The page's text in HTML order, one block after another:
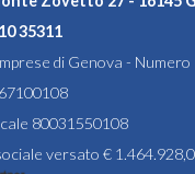
35311
di Genova - Numero
80031550108
versato €